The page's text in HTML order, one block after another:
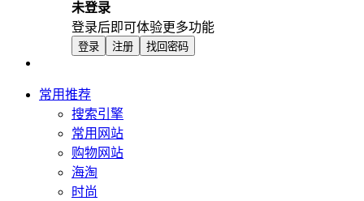
未登录
登录后即可体验更多功能
登录 注册 找回密码
常用推荐
搜索引擎
常用网站
购物网站
海淘
时尚